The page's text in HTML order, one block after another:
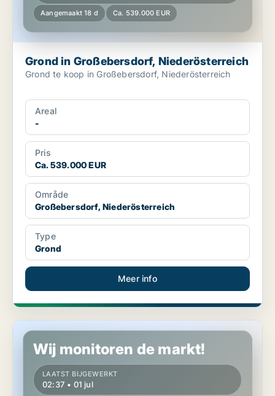
Aangemaakt 18 d Ca. 539.000 EUR
Grond in Großebersdorf, Niederösterreich
Grond te koop in Großebersdorf, Niederösterreich
Areal
-
Pris
Ca. 539.000 EUR
Område
Großebersdorf, Niederösterreich
Type
Grond
Meer info
Kantoor in Großebersdorf, Niederösterreich
Wij monitoren de markt!
LAATST BIJGEWERKT
02:37 • 01 jul